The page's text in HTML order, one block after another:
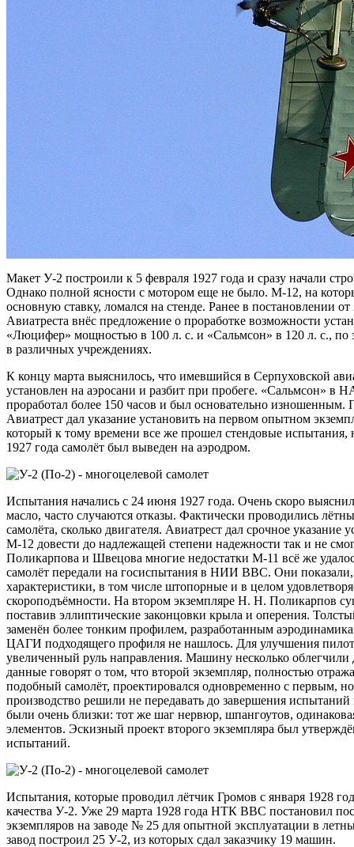
Макет У-2 построили к 5 февраля 1927 года и сразу начали
Однако полной ясности с мотором еще не было. М-12, на
основную ставку, ломался на стенде. Ранее в постановлении
Авиатреста внёс предложение о проработке возможности
«Люцифер» мощностью в 100 л. с. и «Сальмсон» в 120 л. с., по
в различных учреждениях.
К концу марта выяснилось, что имевшийся в Серпуховской
установлен на аэросани и разбит при пробеге. «Сальмсон» в
проработал более 150 часов и был основательно изношенным.
Авиатрест дал указание установить на первом опытном
который к тому времени все же прошел стендовые
1927 года самолёт был выведен на аэродром.
Испытания начались с 24 июня 1927 года. Очень скоро
масло, часто случаются отказы. Фактически проводились
самолёта, сколько двигателя. Авиатрест дал срочное
М-12 довести до надлежащей степени надежности так и не
Поликарпова и Швецова многие недостатки М-11 всё же
самолёт передали на госиспытания в НИИ ВВС. Они
характеристики, в том числе штопорные и в целом
скороподъёмности. На втором экземпляре Н. Н. Поликарпов
поставив эллиптические законцовки крыла и оперения.
заменён более тонким профилем, разработанным
ЦАГИ подходящего профиля не нашлось. Для улучшения
увеличенный руль направления. Машину несколько
данные говорят о том, что второй экземпляр, полностью
подобный самолёт, проектировался одновременно с первым,
производство решили не передавать до завершения
были очень близки: тот же шаг нервюр, шпангоутов,
элементов. Эскизный проект второго экземпляра был
испытаний.
Испытания, которые проводил лётчик Громов с января 1928
качества У-2. Уже 29 марта 1928 года НТК ВВС постановил
экземпляров на заводе № 25 для опытной эксплуатации в
завод построил 25 У-2, из которых сдал заказчику 19 машин.